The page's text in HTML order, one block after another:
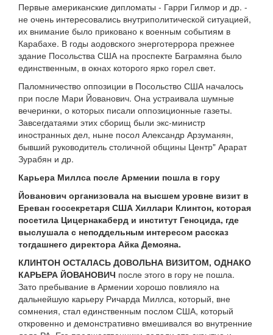
Первые американские дипломаты - Гарри Гилмор и др. -
не очень интересовались внутриполитической ситуацией,
их внимание было приковано к военным событиям в
Карабахе. В годы аодовского энерготеррора прежнее
здание Посольства США на проспекте Баграмяна было
единственным, в окнах которого ярко горел свет.
Паломничество оппозиции в Посольство США началось
при после Мари Йованович. Она устраивала шумные
вечеринки, о которых писали оппозиционные газеты.
Завсегдатаями этих сборищ были экс-министр
иностранных дел, ныне посол Александр Арзуманян,
бывший руководитель столичной общины Центр" Арарат
Зурабян и др.
Карьера Миллса после Армении пошла в гору
Йованович организовала на высшем уровне визит в
Ереван госсекретаря США Хиллари Клинтон, которая
посетила Цицернакаберд и институт Геноцида, где
выслушала с неподдельным интересом рассказ
тогдашнего директора Айка Демояна.
КЛИНТОН ОСТАЛАСЬ ДОВОЛЬНА ВИЗИТОМ, ОДНАКО
КАРЬЕРА ЙОВАНОВИЧ после этого в гору не пошла.
Зато пребывание в Армении хорошо повлияло на
дальнейшую карьеру Ричарда Миллса, который, вне
сомнения, стал единственным послом США, который
откровенно и демонстративно вмешивался во внутренние